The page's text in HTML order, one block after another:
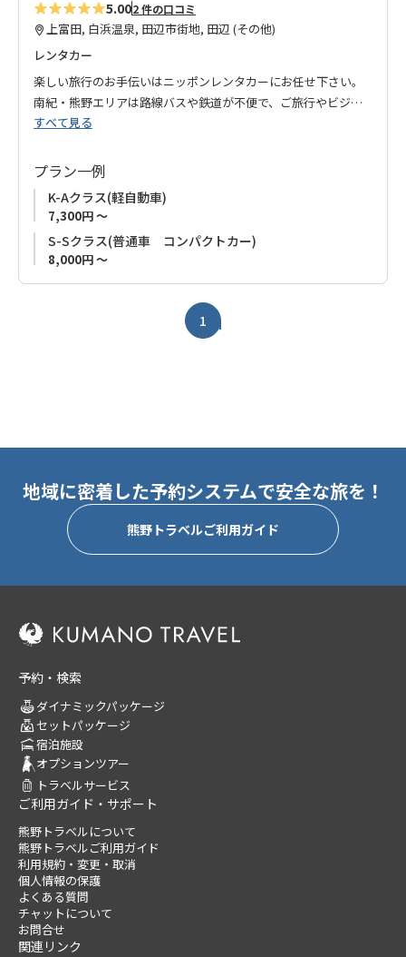
5.002 件の口コミ
上富田, 白浜温泉, 田辺市街地, 田辺 (その他)
レンタカー
楽しい旅行のお手伝いはニッポンレンタカーにお任せ下さい。
南紀・熊野エリアは路線バスや鉄道が不便で、ご旅行やビジネ
スには効率よく自由に移動できるレンタカーがおすすめ！
すべて見る
プラン一例
K-Aクラス(軽自動車)
7,300円 ～
S-Sクラス(普通車 コンパクトカー)
8,000円 ～
1
地域に密着した予約システムで安全な旅を！
熊野トラベルご利用ガイド
予約・検索
ダイナミックパッケージ
セットパッケージ
宿泊施設
オプションツアー
トラベルサービス
ご利用ガイド・サポート
熊野トラベルについて
熊野トラベルご利用ガイド
利用規約・変更・取消
個人情報の保護
よくある質問
チャットについて
お問合せ
関連リンク